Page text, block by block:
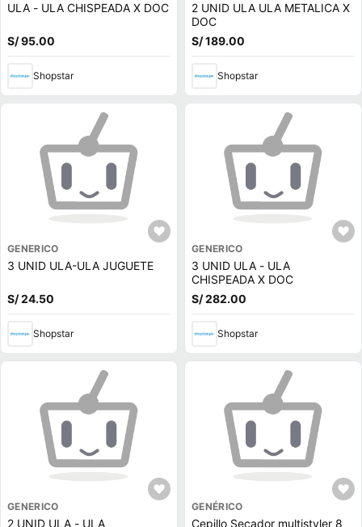
ULA - ULA CHISPEADA X DOC
S/ 95.00
Shopstar
2 UNID ULA ULA METALICA X
DOC
S/ 189.00
Shopstar
GENERICO
3 UNID ULA-ULA JUGUETE
S/ 24.50
Shopstar
GENERICO
3 UNID ULA - ULA
CHISPEADA X DOC
S/ 282.00
Shopstar
GENERICO
2 UNID ULA - ULA
GENÉRICO
Cepillo Secador multistyler 8